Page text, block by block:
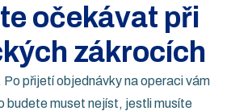
očekávat při
zákrocích
přijetí objednávky na operaci vám
budete muset nejíst, jestli musíte